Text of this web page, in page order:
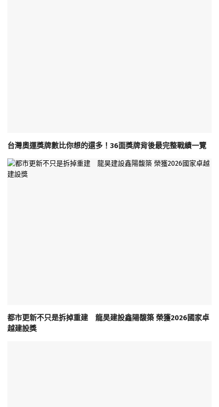
台灣奧運獎牌數比你想的還多！36面獎牌背後最完整戰績一覽
都市更新不只是拆掉重建 龍昊建設鑫陽馥築 榮獲2026國家卓
越建設獎